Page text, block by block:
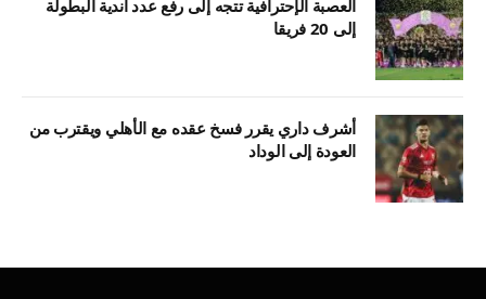
العصبة الإحترافية تتجه إلى رفع عدد أندية البطولة
إلى 20 فريقا
أشرف داري يقرر فسخ عقده مع الأهلي ويقترب من
العودة إلى الوداد